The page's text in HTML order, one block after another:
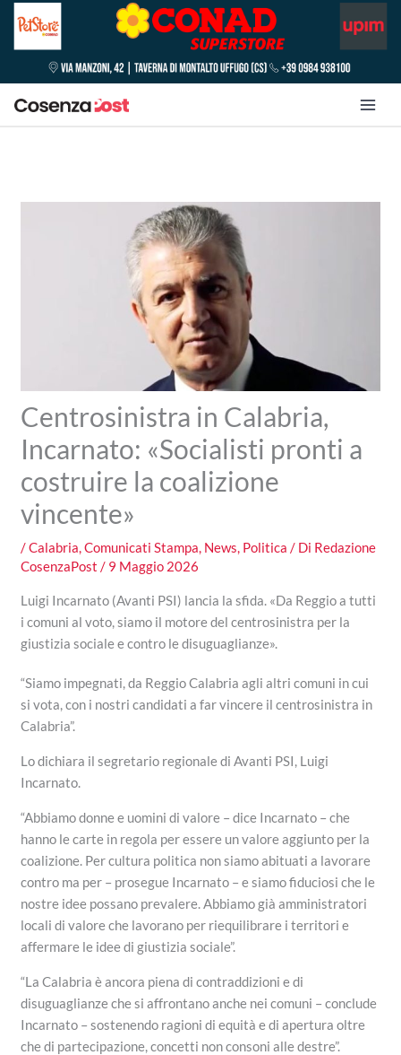
Centrosinistra in Calabria,
Incarnato: «Socialisti pronti a
costruire la coalizione
vincente»
/Calabria ,Comunicati Stampa News Politica / Di Redazione
CosenzaPost / 9 Maggio 2026
Luigi Incarnato (Avanti PSI) lancia la sfida. «Da Reggio a tutti
i comuni al voto, siamo il motore del centrosinistra per la
giustizia sociale e contro le disuguaglianze».
“Siamo impegnati, da Reggio Calabria agli altri comuni in cui
si vota, con i nostri candidati a far vincere il centrosinistra in
Calabria”.
Lo dichiara il segretario regionale di Avanti PSI, Luigi
Incarnato.
“Abbiamo donne e uomini di valore – dice Incarnato – che
hanno le carte in regola per essere un valore aggiunto per la
coalizione. Per cultura politica non siamo abituati a lavorare
contro ma per – prosegue Incarnato – e siamo fiduciosi che le
nostre idee possano prevalere. Abbiamo già amministratori
locali di valore che lavorano per riequilibrare i territori e
affermare le idee di giustizia sociale”.
“La Calabria è ancora piena di contraddizioni e di
disuguaglianze che si affrontano anche nei comuni – conclude
Incarnato – sostenendo ragioni di equità e di apertura oltre
che di partecipazione, concetti non consoni alle destre”.